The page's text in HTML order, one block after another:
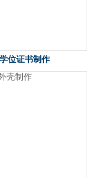
学位证书制作